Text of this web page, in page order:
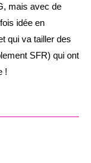
mais avec de
idée en
qui va tailler des
SFR) qui ont
!